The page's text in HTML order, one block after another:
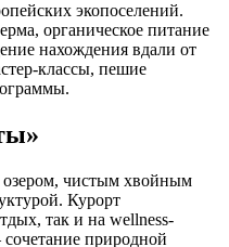
экопоселений.
органическое питание
нахождения вдали от
классы, пешие
озером, чистым хвойным
Курорт
так и на wellness-
природной